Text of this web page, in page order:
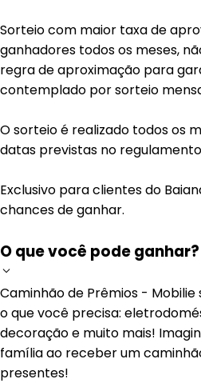
Sorteio com maior taxa de
ganhadores todos os meses,
regra de aproximação para
contemplado por sorteio
O sorteio é realizado todos os
datas previstas no
Exclusivo para clientes do
chances de ganhar.
O que você pode ganhar?
Caminhão de Prêmios -
o que você precisa:
decoração e muito mais!
família ao receber um
presentes!